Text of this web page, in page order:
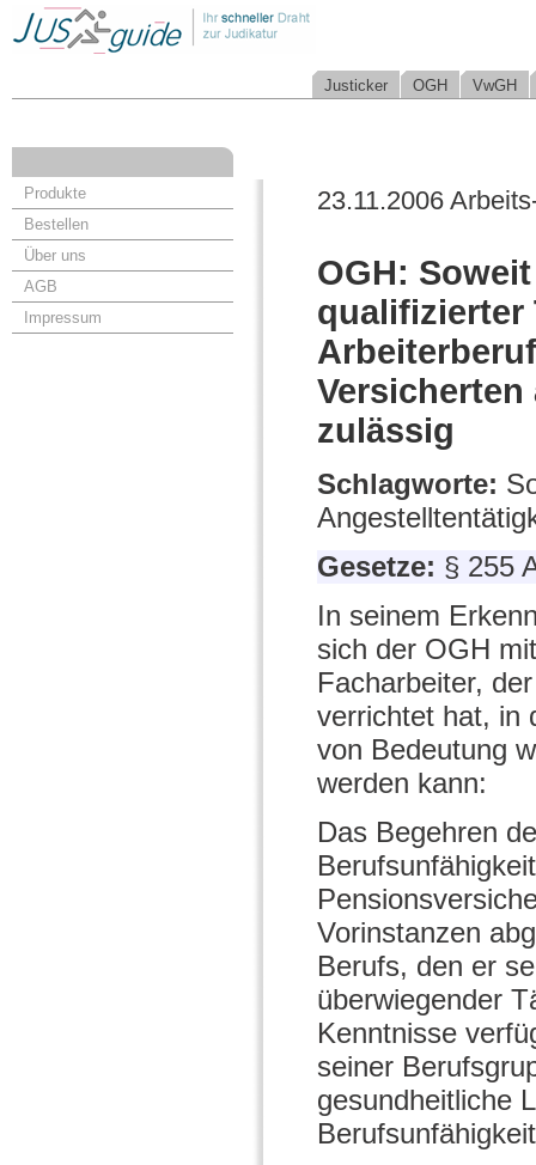
Justicker OGH VwGH
Produkte
Bestellen
Über uns
AGB
Impressum
23.11.2006
OGH:
qualifizierter
zulässig
Schlagworte:
Gesetze: § 255
In seinem
sich der OGH
Facharbeiter,
verrichtet hat, in
von Bedeutung
werden kann:
Das Begehren
Vorinstanzen
Berufs, den er
überwiegender
Kenntnisse
seiner
gesundheitliche